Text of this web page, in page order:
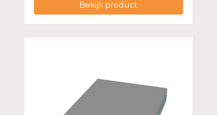
Bekijk product